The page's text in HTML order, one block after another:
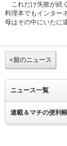
これだけ失敗が続
料理本でもインター
母はその中にいたに
<前のニュース
ニュース一覧
連載＆マチの便利